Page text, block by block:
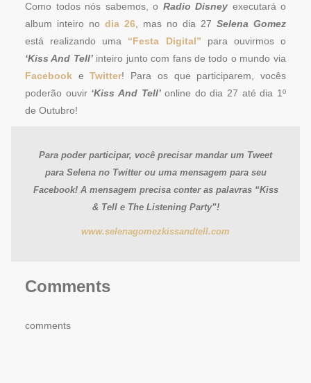
Como todos nós sabemos, o Radio Disney executará o
album inteiro no dia 26 , mas no dia 27 Selena Gomez
está realizando uma “Festa Digital” para ouvirmos o
‘Kiss And Tell’inteiro junto com fans de todo o mundo via
Facebook eTwitter! Para os que participarem, vocês
poderão ouvir ‘Kiss And Tell’online do dia 27 até dia 1º
de Outubro!
Para poder participar, você precisar mandar um Tweet
para Selena no Twitter ou uma mensagem para seu
Facebook! A mensagem precisa conter as palavras “Kiss
& Tell e The Listening Party”!
www.selenagomezkissandtell.com
Comments
comments